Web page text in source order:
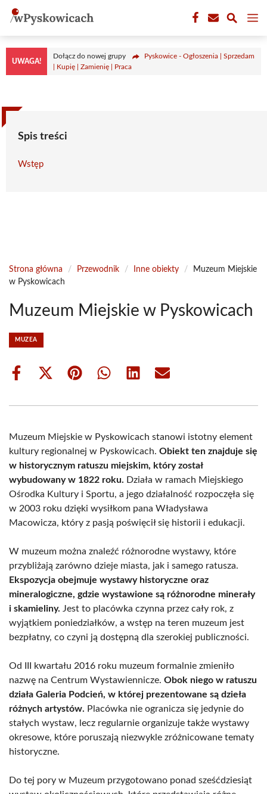
Przejdź
treści
UWAGA!
Dołącz do nowej grupy
Pyskowice - Ogłoszenia | Sprzedam
| Kupię | Zamienię | Praca
Spis treści
Wstęp
Strona główna / Przewodnik / Inne obiekty /
Muzeum Miejskie
w Pyskowicach
Muzeum Miejskie w Pyskowicach
MUZEA
Share
Share
(Twitter)
Share Share Share Share
Muzeum Miejskie w Pyskowicach stanowi istotny element
kultury regionalnej w Pyskowicach. Obiekt ten znajduje się
w historycznym ratuszu miejskim, który został
wybudowany w 1822 roku. Działa w ramach Miejskiego
Ośrodka Kultury i Sportu, a jego działalność rozpoczęła się
w 2003 roku dzięki wysiłkom pana Władysława
Macowicza, który z pasją poświęcił się historii i edukacji.
W muzeum można znaleźć różnorodne wystawy, które
przybliżają zarówno dzieje miasta, jak i samego ratusza.
Ekspozycja obejmuje wystawy historyczne oraz
mineralogiczne, gdzie wystawione są różnorodne minerały
i skamieliny. Jest to placówka czynna przez cały rok, z
wyjątkiem poniedziałków, a wstęp na teren muzeum jest
bezpłatny, co czyni ją dostępną dla szerokiej publiczności.
Od III kwartału 2016 roku muzeum formalnie zmieniło
nazwę na Centrum Wystawiennicze. Obok niego w ratuszu
działa Galeria Podcień, w której prezentowane są dzieła
różnych artystów. Placówka nie ogranicza się jedynie do
stałych wystaw, lecz regularnie organizuje także wystawy
okresowe, które poruszają niezwykle zróżnicowane tematy
historyczne.
Do tej pory w Muzeum przygotowano ponad sześćdziesiąt